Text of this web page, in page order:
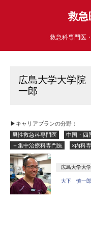
救急
救急科専門医
広島大学大学
一郎
▶キャリアプランの分野：
男性救急科専門医
中国・四
＋集中治療科専門医
×内科
広島大学大
大下 慎一郎